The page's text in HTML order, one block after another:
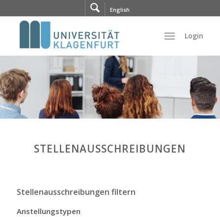
Inhalt
zur
English
Login
STELLENAUSSCHREIBUNGEN
Stellenausschreibungen filtern
Anstellungstypen